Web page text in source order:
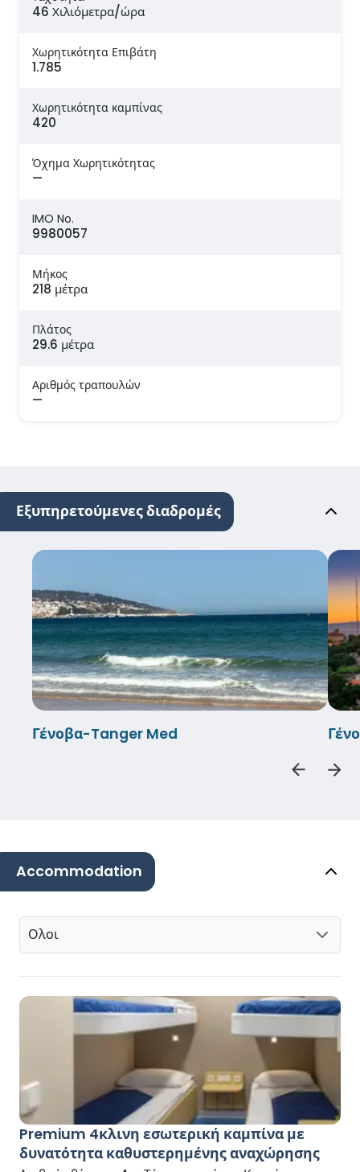
46 Χιλιόμετρα/ώρα
Χωρητικότητα Επιβάτη
1.785
Χωρητικότητα καμπίνας
420
Όχημα Χωρητικότητας
—
IMO No.
9980057
Μήκος
218 μέτρα
Πλάτος
29.6 μέτρα
Αριθμός τραπουλών
—
Εξυπηρετούμενες διαδρομές
Γένοβα-Tanger Med
Accommodation
Ολοι
Premium 4κλινη εσωτερική καμπίνα με
δυνατότητα καθυστερημένης αναχώρησης